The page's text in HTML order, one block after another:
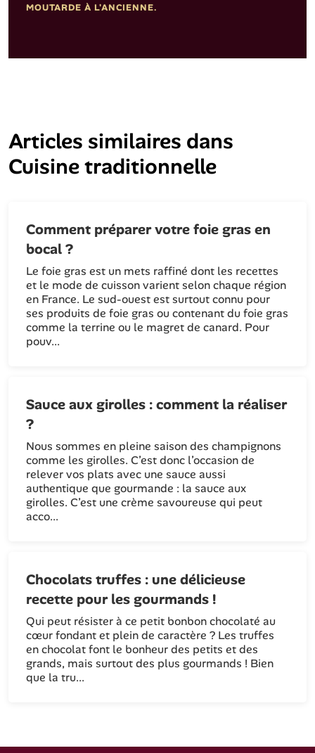
MOUTARDE À L'ANCIENNE.
Articles similaires dans
Cuisine traditionnelle
Comment préparer votre foie gras en
bocal ?
Le foie gras est un mets raffiné dont les recettes
et le mode de cuisson varient selon chaque région
en France. Le sud-ouest est surtout connu pour
ses produits de foie gras ou contenant du foie gras
comme la terrine ou le magret de canard. Pour
pouv...
Sauce aux girolles : comment la réaliser
?
Nous sommes en pleine saison des champignons
comme les girolles. C’est donc l’occasion de
relever vos plats avec une sauce aussi
authentique que gourmande : la sauce aux
girolles. C’est une crème savoureuse qui peut
acco...
Chocolats truffes : une délicieuse
recette pour les gourmands !
Qui peut résister à ce petit bonbon chocolaté au
cœur fondant et plein de caractère ? Les truffes
en chocolat font le bonheur des petits et des
grands, mais surtout des plus gourmands ! Bien
que la tru...